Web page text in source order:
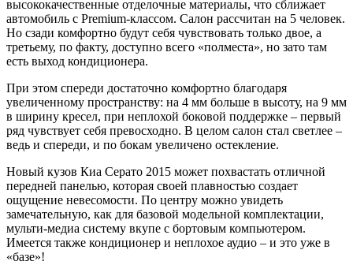
высококачественные отделочные материалы, что сближает
автомобиль с Premium-классом. Салон рассчитан на 5 человек.
Но сзади комфортно будут себя чувствовать только двое, а
третьему, по факту, доступно всего «полместа», но зато там
есть выход кондиционера.
При этом спереди достаточно комфортно благодаря
увеличенному пространству: на 4 мм больше в высоту, на 9 мм
в ширину кресел, при неплохой боковой поддержке – первый
ряд чувствует себя превосходно. В целом салон стал светлее –
ведь и спереди, и по бокам увеличено остекление.
Новый кузов Киа Серато 2015 может похвастать отличной
передней панелью, которая своей плавностью создает
ощущение невесомости. По центру можно увидеть
замечательную, как для базовой модельной комплектации,
мульти-медиа систему вкупе с бортовым компьютером.
Имеется также кондиционер и неплохое аудио – и это уже в
«базе»!